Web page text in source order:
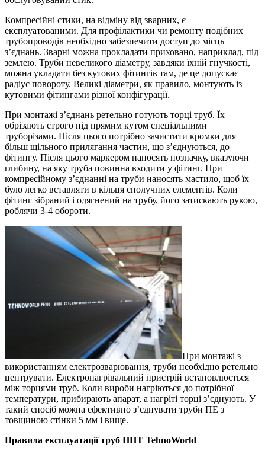
Компресійні стики, на відміну від зварних, є
експлуатованими. Для профілактики чи ремонту подібних
трубопроводів необхідно забезпечити доступ до місць
з’єднань. Зварні можна прокладати приховано, наприклад, під
землею. Труби невеликого діаметру, завдяки їхній гнучкості,
можна укладати без кутових фітингів там, де це допускає
радіус повороту. Великі діаметри, як правило, монтують із
кутовими фітингами різної конфігурації.
При монтажі з’єднань ретельно готують торці труб. Їх
обрізають строго під прямим кутом спеціальними
труборізами. Після цього потрібно зачистити кромки для
більш щільного прилягання частин, що з’єднуються, до
фітингу. Після цього маркером наносять позначку, вказуючи
глибину, на яку труба повинна входити у фітинг. При
компресійному з’єднанні на труби наносять мастило, щоб їх
було легко вставляти в кільця сполучних елементів. Коли
фітинг зібраний і одягнений на трубу, його затискають рукою,
роблячи 3-4 обороти.
При монтажі з
використанням електрозварювання, труби необхідно ретельно
центрувати. Електронагрівальний пристрій встановлюється
між торцями труб. Коли вироби нагріються до потрібної
температури, прибирають апарат, а нагріті торці з’єднують. У
такий спосіб можна ефективно з’єднувати труби ПЕ з
товщиною стінки 5 мм і вище.
Правила експлуатації труб ПНТ TehnoWorld